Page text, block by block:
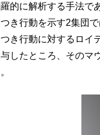
的に解析する手法
き行動を示す2集団
き行動に対するロ
したところ、その